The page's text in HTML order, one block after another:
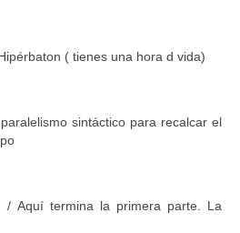
( tienes una hora d vida)
sintáctico para recalcar el
Aquí termina la primera parte. La